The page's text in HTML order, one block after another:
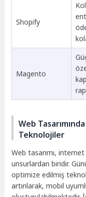
Shopify
Magento
Web
Teknolojiler
Web tasarımı, internet
unsurlardan biridir.
optimize edilmiş
artırılarak, mobil